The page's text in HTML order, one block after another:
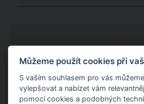
Můžeme použít cookies při
S vaším souhlasem pro vás
vylepšovat a nabízet vám
pomocí cookies a podobných